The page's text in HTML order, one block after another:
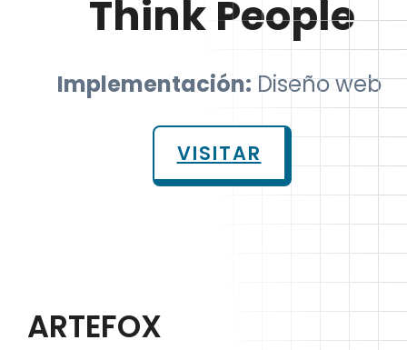
Think People
Implementación: Diseño web
VISITAR
ARTEFOX